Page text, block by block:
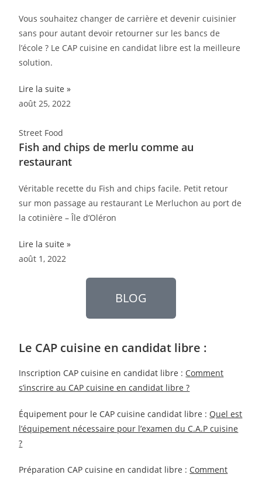
Vous souhaitez changer de carrière et devenir cuisinier
sans pour autant devoir retourner sur les bancs de
l’école ? Le CAP cuisine en candidat libre est la meilleure
solution.
Lire la suite »
août 25, 2022
Street Food
Fish and chips de merlu comme au
restaurant
Véritable recette du Fish and chips facile. Petit retour
sur mon passage au restaurant Le Merluchon au port de
la cotinière – Île d’Oléron
Lire la suite »
août 1, 2022
BLOG
Le CAP cuisine en candidat libre :
Inscription CAP cuisine en candidat libre : Comment
s’inscrire au CAP cuisine en candidat libre ?
Équipement pour le CAP cuisine candidat libre : Quel est
l’équipement nécessaire pour l’examen du C.A.P cuisine
?
Préparation CAP cuisine en candidat libre : Comment